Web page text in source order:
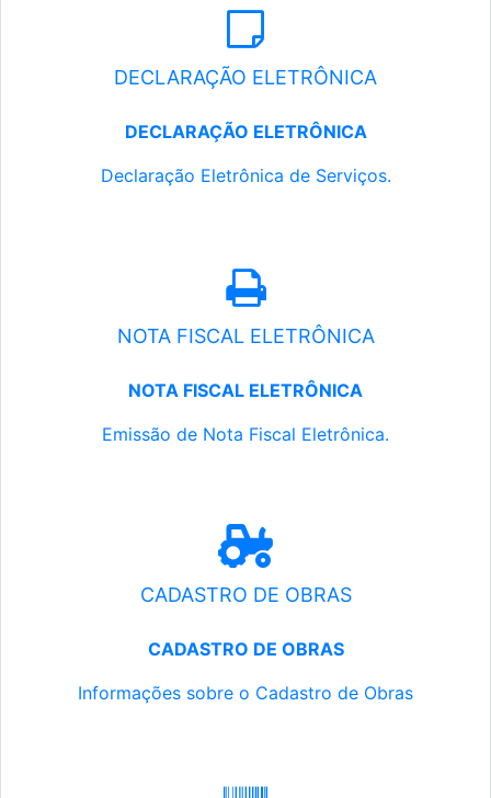
DECLARAÇÃO ELETRÔNICA
DECLARAÇÃO ELETRÔNICA
Declaração Eletrônica de Serviços.
NOTA FISCAL ELETRÔNICA
NOTA FISCAL ELETRÔNICA
Emissão de Nota Fiscal Eletrônica.
CADASTRO DE OBRAS
CADASTRO DE OBRAS
Informações sobre o Cadastro de Obras